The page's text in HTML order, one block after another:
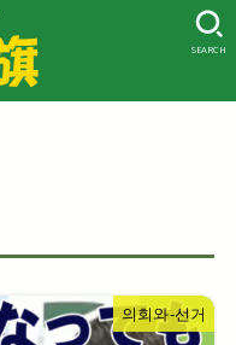
SEARCH
의회와-선거